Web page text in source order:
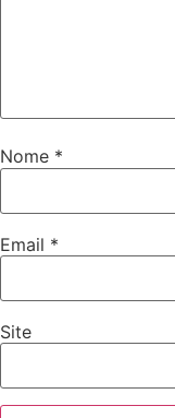
Nome *
Email *
Site